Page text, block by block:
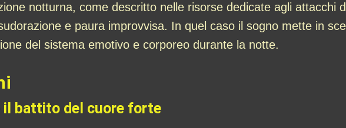
notturna, come descritto nelle risorse dedicate agli attacchi
e paura improvvisa. In quel caso il sogno mette in
del sistema emotivo e corporeo durante la notte.
il battito del cuore forte